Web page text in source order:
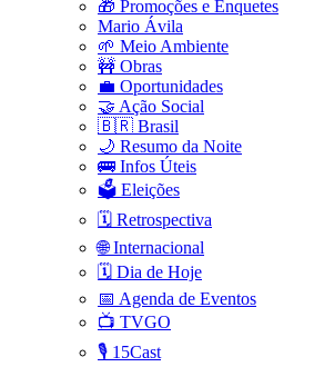
🎁 Promoções e Enquetes
Mario Ávila
🌱 Meio Ambiente
🚧 Obras
💼 Oportunidades
🤝 Ação Social
🇧🇷 Brasil
🌙 Resumo da Noite
🚌 Infos Úteis
🗳️ Eleições
🗓️ Retrospectiva
🌐 Internacional
🗓️ Dia de Hoje
📅 Agenda de Eventos
📺 TVGO
🎙️ 15Cast